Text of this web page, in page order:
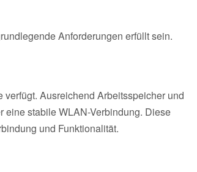
Anforderungen erfüllt sein.
Ausreichend Arbeitsspeicher und
stabile WLAN-Verbindung. Diese
und Funktionalität.